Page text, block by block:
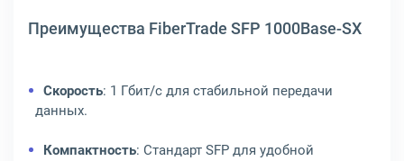
Преимущества FiberTrade SFP 1000Base-SX
Скорость: 1 Гбит/с для стабильной передачи
данных.
Компактность: Стандарт SFP для удобной